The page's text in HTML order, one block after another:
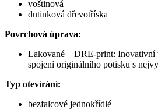
voštinová
dutinková dřevotříska
Povrchová úprava:
Lakované – DRE-print: Inovativní
spojení originálního potisku s
Typ otevírání:
bezfalcové jednokřídlé